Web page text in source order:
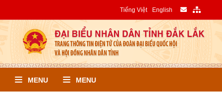
Tiếng Việt English
MENU MENU